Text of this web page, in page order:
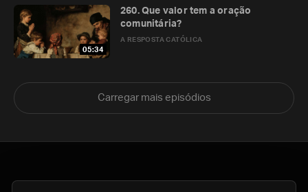
05:34
A RESPOSTA CATÓLICA
260. Que valor tem a oração
comunitária?
Carregar mais episódios